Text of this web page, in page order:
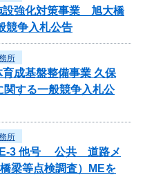
設強化対策事業 旭大橋
競争入札公告
所
育成基盤整備事業 久保
関する一般競争入札公
所
3 他号 公共 道路メ
梁等点検調査）MEを